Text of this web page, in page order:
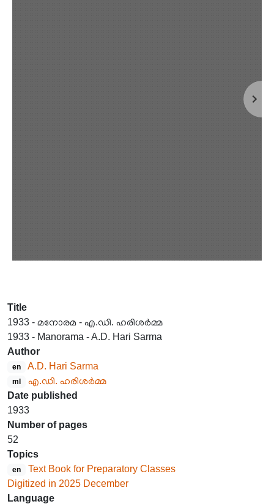
Title
1933 - മനോരമ - എ.ഡി. ഹരിശർമ്മ
1933 - Manorama - A.D. Hari Sarma
Author
en A.D. Hari Sarma
ml
എ.ഡി. ഹരിശർമ്മ
Date published
1933
Number of pages
52
Topics
en
Text Book for Preparatory Classes
Digitized in 2025 December
Language